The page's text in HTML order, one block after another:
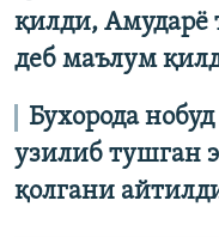
қилди,
деб маълум
Бухорода
узилиб тушган
қолгани